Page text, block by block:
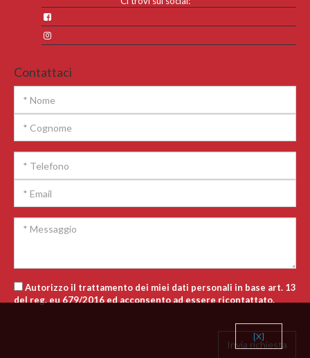
Contattaci
Autorizzo il trattamento dei miei dati personali in base art. 13
del reg. eu 679/2016 ed acconsento ad essere ricontattato.
[X]